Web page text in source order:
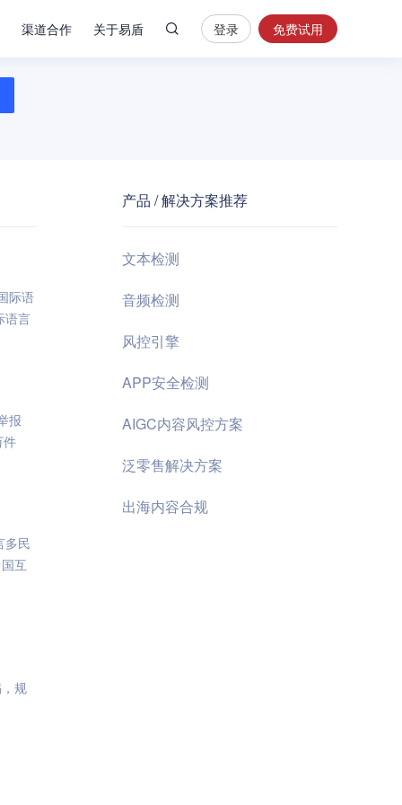
渠道合作 关于易盾
安
全
控
登录 免费试用
际语
语言
报
件
多民
互
规
产品 / 解决方案推荐
文本检测
音频检测
风控引擎
APP安全检测
AIGC内容风控方案
泛零售解决方案
出海内容合规